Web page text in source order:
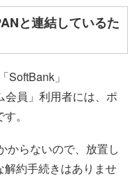
と連結しているた
SoftBank」
会員」利用者には、ポ
。
からないので、放置し
約手続きはありませ